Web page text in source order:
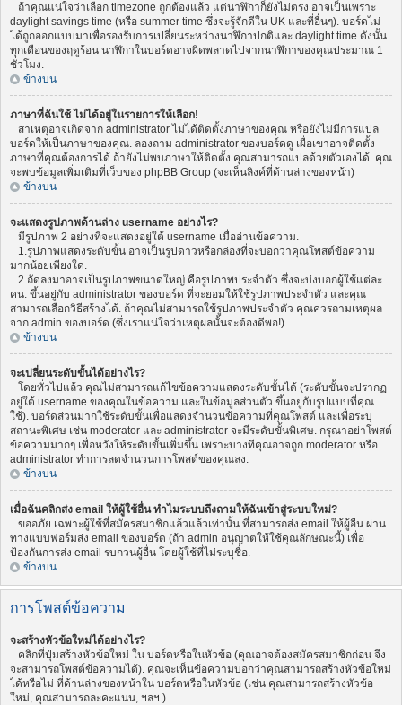
ถ้าคุณแน่ใจว่าเลือก timezone ถูกต้องแล้ว แต่นาฬิกาก็ยังไม่ตรง อาจเป็นเพราะ
daylight savings time (หรือ summer time ซึ่งจะรู้จักดีใน UK และที่อื่นๆ). บอร์ดไม่
ได้ถูกออกแบบมาเพื่อรองรับการเปลี่ยนระหว่างนาฬิกาปกติและ daylight time ดังนั้น
ทุกเดือนของฤดูร้อน นาฬิกาในบอร์ดอาจผิดพลาดไปจากนาฬิกาของคุณประมาณ 1
ชั่วโมง.
ข้างบน
ภาษาที่ฉันใช้ ไม่ได้อยู่ในรายการให้เลือก!
สาเหตุอาจเกิดจาก administrator ไม่ได้ติดตั้งภาษาของคุณ หรือยังไม่มีการแปล
บอร์ดให้เป็นภาษาของคุณ. ลองถาม administrator ของบอร์ดดู เผื่อเขาอาจติดตั้ง
ภาษาที่คุณต้องการได้ ถ้ายังไม่พบภาษาให้ติดตั้ง คุณสามารถแปลด้วยตัวเองได้. คุณ
จะพบข้อมูลเพิ่มเติมที่เว็บของ phpBB Group (จะเห็นลิงค์ที่ด้านล่างของหน้า)
ข้างบน
จะแสดงรูปภาพด้านล่าง username อย่างไร?
มีรูปภาพ 2 อย่างที่จะแสดงอยู่ใต้ username เมื่ออ่านข้อความ.
1.รูปภาพแสดงระดับขั้น อาจเป็นรูปดาวหรือกล่องที่จะบอกว่าคุณโพสต์ข้อความ
มากน้อยเพียงใด.
2.ถัดลงมาอาจเป็นรูปภาพขนาดใหญ่ คือรูปภาพประจำตัว ซึ่งจะบ่งบอกผู้ใช้แต่ละ
คน. ขึ้นอยู่กับ administrator ของบอร์ด ที่จะยอมให้ใช้รูปภาพประจำตัว และคุณ
สามารถเลือกวิธีสร้างได้. ถ้าคุณไม่สามารถใช้รูปภาพประจำตัว คุณควรถามเหตุผล
จาก admin ของบอร์ด (ซึ่งเราแน่ใจว่าเหตุผลนั้นจะต้องดีพอ!)
ข้างบน
จะเปลี่ยนระดับขั้นได้อย่างไร?
โดยทั่วไปแล้ว คุณไม่สามารถแก้ไขข้อความแสดงระดับขั้นได้ (ระดับขั้นจะปรากฏ
อยู่ใต้ username ของคุณในข้อความ และในข้อมูลส่วนตัว ขึ้นอยู่กับรูปแบบที่คุณ
ใช้). บอร์ดส่วนมากใช้ระดับขั้นเพื่อแสดงจำนวนข้อความที่คุณโพสต์ และเพื่อระบุ
สถานะพิเศษ เช่น moderator และ administrator จะมีระดับขั้นพิเศษ. กรุณาอย่าโพสต์
ข้อความมากๆ เพื่อหวังให้ระดับขั้นเพิ่มขึ้น เพราะบางทีคุณอาจถูก moderator หรือ
administrator ทำการลดจำนวนการโพสต์ของคุณลง.
ข้างบน
เมื่อฉันคลิกส่ง email ให้ผู้ใช้อื่น ทำไมระบบถึงถามให้ฉันเข้าสู่ระบบใหม่?
ขออภัย เฉพาะผู้ใช้ที่สมัครสมาชิกแล้วแล้วเท่านั้น ที่สามารถส่ง email ให้ผู้อื่น ผ่าน
ทางแบบฟอร์มส่ง email ของบอร์ด (ถ้า admin อนุญาตให้ใช้คุณลักษณะนี้) เพื่อ
ป้องกันการส่ง email รบกวนผู้อื่น โดยผู้ใช้ที่ไม่ระบุชื่อ.
ข้างบน
การโพสต์ข้อความ
จะสร้างหัวข้อใหม่ได้อย่างไร?
คลิกที่ปุ่มสร้างหัวข้อใหม่ ใน บอร์ดหรือในหัวข้อ (คุณอาจต้องสมัครสมาชิกก่อน จึง
จะสามารถโพสต์ข้อความได้). คุณจะเห็นข้อความบอกว่าคุณสามารถสร้างหัวข้อใหม่
ได้หรือไม่ ที่ด้านล่างของหน้าใน บอร์ดหรือในหัวข้อ (เช่น คุณสามารถสร้างหัวข้อ
ใหม่, คุณสามารถละคะแนน, ฯลฯ.)